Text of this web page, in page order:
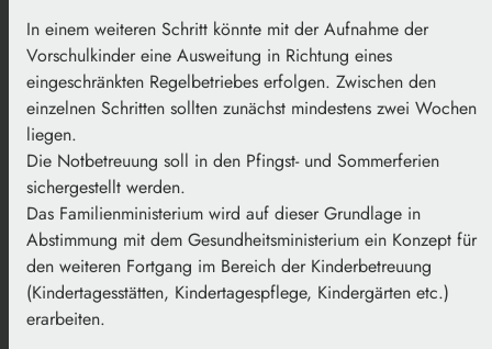
In einem weiteren Schritt könnte mit der Aufnahme der
Vorschulkinder eine Ausweitung in Richtung eines
eingeschränkten Regelbetriebes erfolgen. Zwischen den
einzelnen Schritten sollten zunächst mindestens zwei Wochen
liegen.
Die Notbetreuung soll in den Pfingst- und Sommerferien
sichergestellt werden.
Das Familienministerium wird auf dieser Grundlage in
Abstimmung mit dem Gesundheitsministerium ein Konzept für
den weiteren Fortgang im Bereich der Kinderbetreuung
(Kindertagesstätten, Kindertagespflege, Kindergärten etc.)
erarbeiten.